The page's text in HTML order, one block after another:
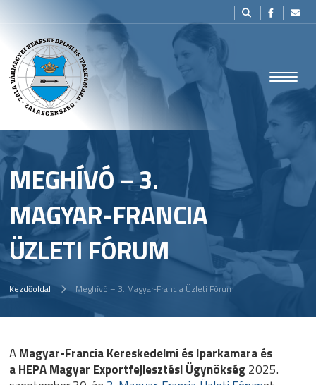
MEGHÍVÓ – 3.
MAGYAR-FRANCIA
ÜZLETI FÓRUM
Kezdőoldal Meghívó – 3. Magyar-Francia Üzleti Fórum
AMagyar-Francia Kereskedelmi és Iparkamara és
a HEPA Magyar Exportfejlesztési Ügynökség 2025.